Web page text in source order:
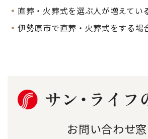
直葬・火葬式を選ぶ人が増えてい
伊勢原市で直葬・火葬式をする場
お問い合わせ